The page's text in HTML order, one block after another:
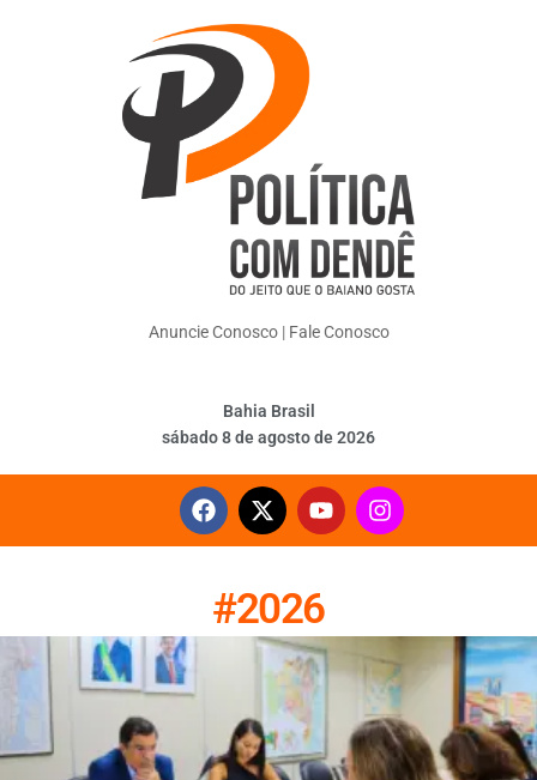
Anuncie Conosco| Fale Conosco
Bahia Brasil
sábado 8 de agosto de 2026
#2026